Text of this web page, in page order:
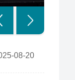
08-20